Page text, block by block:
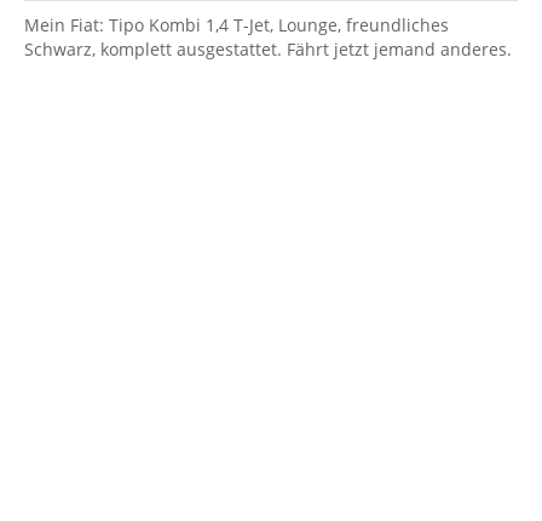
Mein Fiat: Tipo Kombi 1,4 T-Jet, Lounge, freundliches
Schwarz, komplett ausgestattet. Fährt jetzt jemand anderes.